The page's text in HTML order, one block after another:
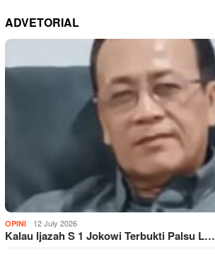
ADVETORIAL
OPINI 12 July 2026
Kalau Ijazah S 1 Jokowi Terbukti Palsu L…